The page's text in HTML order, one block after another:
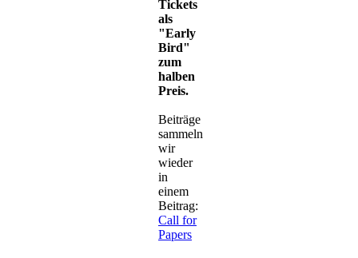
Tickets
als
"Early
Bird"
zum
halben
Preis.
Beiträge
sammeln
wir
wieder
in
einem
Beitrag:
Call for
Papers